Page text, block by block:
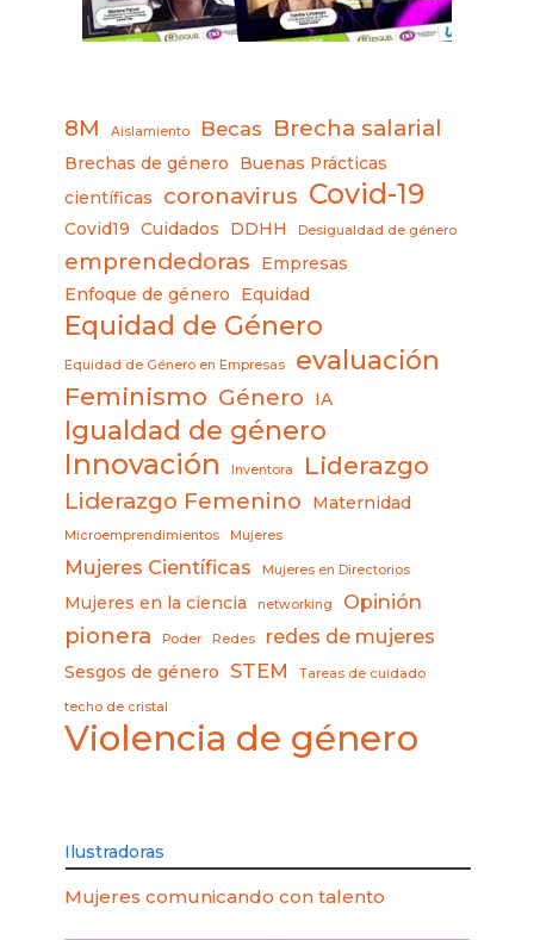
8M Aislamiento Becas Brecha salarial
Brechas de género
Buenas Prácticas
científicas
coronavirus Covid-19
Covid19 Cuidados DDHH Desigualdad de género
emprendedoras
Empresas
Enfoque de género
Equidad
Equidad de Género
Equidad de Género en Empresas evaluación
Feminismo Género IA
Igualdad de género
Innovación Inventora Liderazgo
Liderazgo Femenino Maternidad
Microemprendimientos Mujeres
Mujeres Científicas Mujeres en Directorios
Mujeres en la ciencia networking Opinión
pionera Poder Redes redes de mujeres
Sesgos de género STEM Tareas de cuidado
techo de cristal
Violencia de género
Ilustradoras
Mujeres comunicando con talento